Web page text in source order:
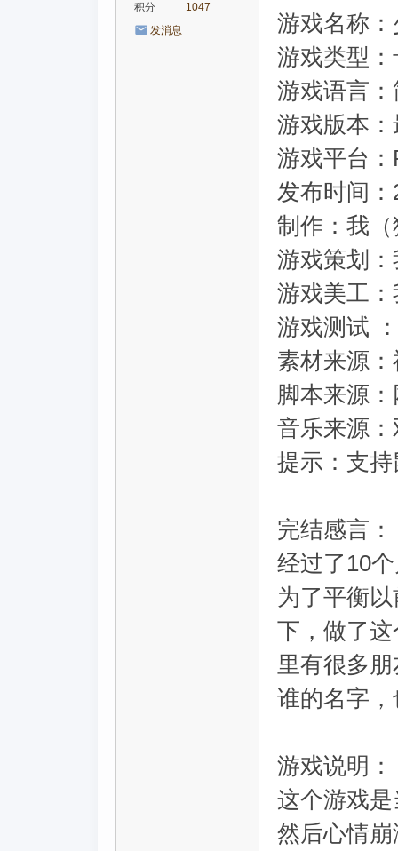
积分
1047
发消息
游戏名称
游戏类型
游戏语言
游戏版本
游戏平台：
发布时间
制作：我
游戏策划
游戏美工
游戏测试
素材来源
脚本来源
音乐来源
提示：支
完结感言：
经过了10
为了平衡
下，做了
里有很多
谁的名字
游戏说明：
这个游戏
然后心情